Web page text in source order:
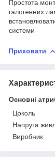
Простота
галогенних
системи
Приховати
Основні
Цоколь
Напруга
Виробник